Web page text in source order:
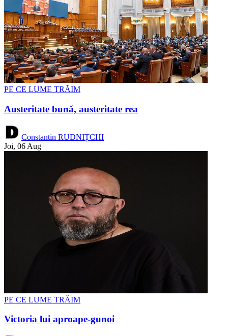
PE CE LUME TRĂIM
Austeritate bună, austeritate rea
Constantin RUDNIȚCHI
Joi, 06 Aug
PE CE LUME TRĂIM
Victoria lui aproape-gunoi